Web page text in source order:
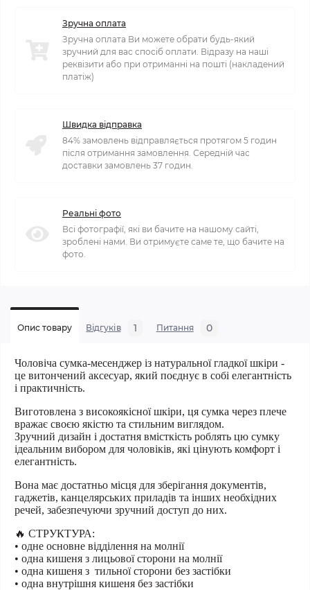
Зручна оплата
Зручна оплата Ви можете обрати будь-який
зручний для вас спосіб оплати. Відразу на наші
реквізити або при отриманні на пошті (накладений
платіж)
Швидка відправка
84% замовлень відправляється протягом 5 годин
після отримання замовлення. Середній час
доставки замовлень 37 годин.
Реальні фото
Всі фотографії, які ви бачите на нашому сайті,
зроблені нами. Ви отримуєте саме те, що бачите на
фото.
Опис товару Відгуків 1 Питання 0
Чоловіча сумка-месенджер із натуральної гладкої шкіри -
це витончений аксесуар, який поєднує в собі елегантність
і практичність.
Виготовлена з високоякісної шкіри, ця сумка через плече
вражає своєю якістю та стильним виглядом.
Зручний дизайн і достатня вмісткість роблять цю сумку
ідеальним вибором для чоловіків, які цінують комфорт і
елегантність.
Вона має достатньо місця для зберігання документів,
гаджетів, канцелярських приладів та інших необхідних
речей, забезпечуючи зручний доступ до них.
🔥 СТРУКТУРА:
• одне основне відділення на молнії
• одна кишеня з лицьової сторони на молнії
• одна кишеня з тильної сторони без застібки
• одна внутрішня кишеня без застібки